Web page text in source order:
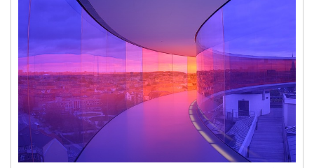
pretože na vás vždy
a všade čaká
obsahovo nabitý
online magazín.